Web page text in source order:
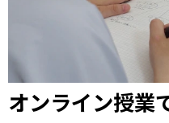
オンライン授業